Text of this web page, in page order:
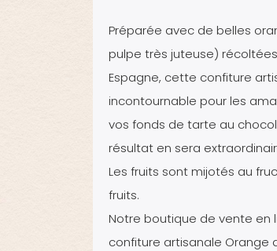
Préparée avec de belles
pulpe très juteuse)
Espagne, cette confiture
incontournable pour les
vos fonds de tarte au
résultat en sera
Les fruits sont mijotés au
fruits.
Notre boutique de vente en
confiture artisanale Orange